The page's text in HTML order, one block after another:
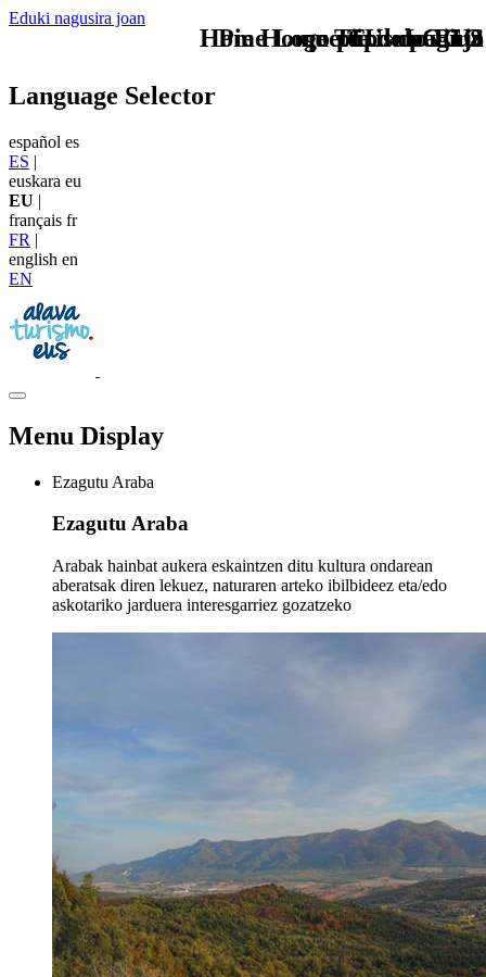
Eduki nagusira joan
TU - LOGO
Language Selector
español es
ES |
euskara eu
EU |
français fr
FR |
english en
EN
Menu Display
Ezagutu Araba
Ezagutu Araba
Arabak hainbat aukera eskaintzen ditu kultura ondarean
aberatsak diren lekuez, naturaren arteko ibilbideez eta/edo
askotariko jarduera interesgarriez gozatzeko
que tipo de viaje
Home Logo pie de página
Pie Home Turismo EUS